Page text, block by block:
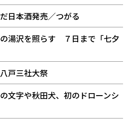
日本酒発売／つがる
湯沢を照らす ７日まで「七夕
戸三社大祭
文字や秋田犬、初のドローンシ